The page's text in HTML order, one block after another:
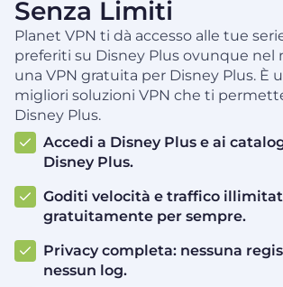
Senza Limiti
Planet VPN ti dà accesso alle tue
preferiti su Disney Plus ovunque nel
una VPN gratuita per Disney Plus. È
migliori soluzioni VPN che ti
Disney Plus.
Accedi a Disney Plus e ai
Disney Plus.
Goditi velocità e traffico
gratuitamente per sempre.
Privacy completa: nessuna
nessun log.